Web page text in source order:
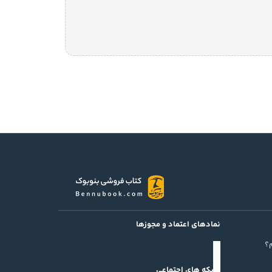
نمادهای اعتماد و مجوزها